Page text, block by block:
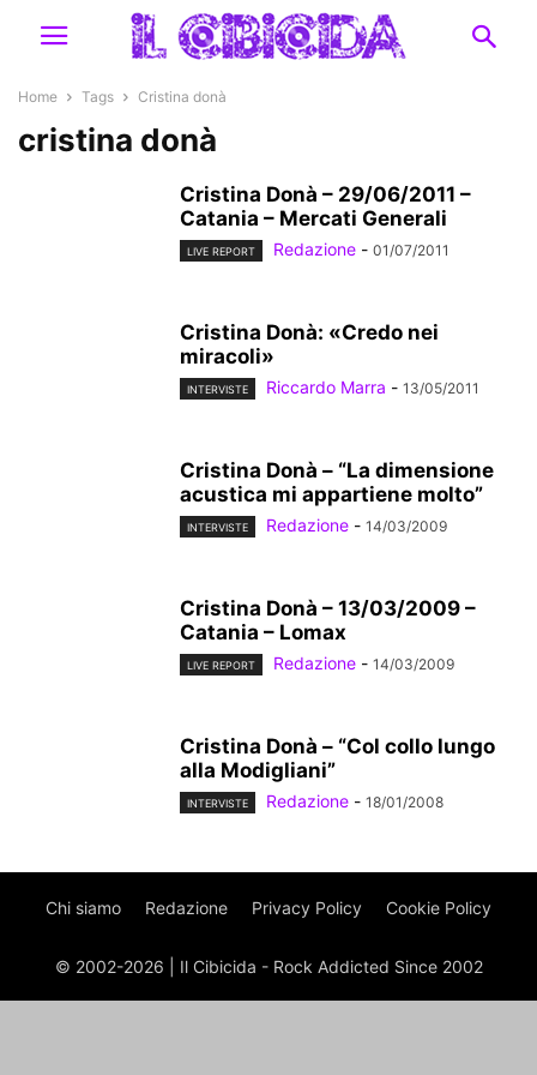
Home Tags Cristina donà
cristina donà
Cristina Donà – 29/06/2011 –
Catania – Mercati Generali
LIVE REPORT Redazione - 01/07/2011
Cristina Donà: «Credo nei
miracoli»
INTERVISTE Riccardo Marra - 13/05/2011
Cristina Donà – “La dimensione
acustica mi appartiene molto”
INTERVISTE Redazione - 14/03/2009
Cristina Donà – 13/03/2009 –
Catania – Lomax
LIVE REPORT Redazione - 14/03/2009
Cristina Donà – “Col collo lungo
alla Modigliani”
INTERVISTE Redazione - 18/01/2008
Chi siamo Redazione Privacy Policy Cookie Policy
© 2002-2026 | Il Cibicida - Rock Addicted Since 2002